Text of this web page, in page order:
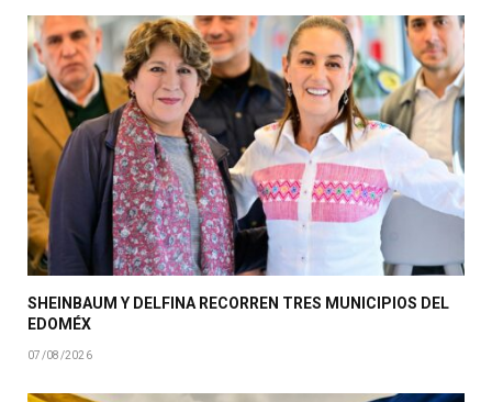
SHEINBAUM Y DELFINA RECORREN TRES MUNICIPIOS DEL
EDOMÉX
07/08/2026